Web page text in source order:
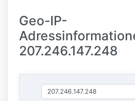
Geo-IP-
207.246.147.248